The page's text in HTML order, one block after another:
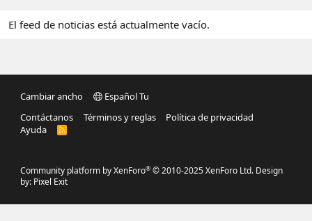
El feed de noticias está actualmente vacío.
Cambiar ancho
Español Tu
Contáctanos
Términos y reglas
Política de privacidad
Ayuda
R
Community platform by XenForo® © 2010-2025 XenForo Ltd. Design
by: Pixel Exit